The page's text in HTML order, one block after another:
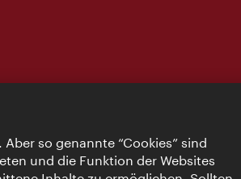
so genannte “Cookies” sind
und die Funktion der Websites